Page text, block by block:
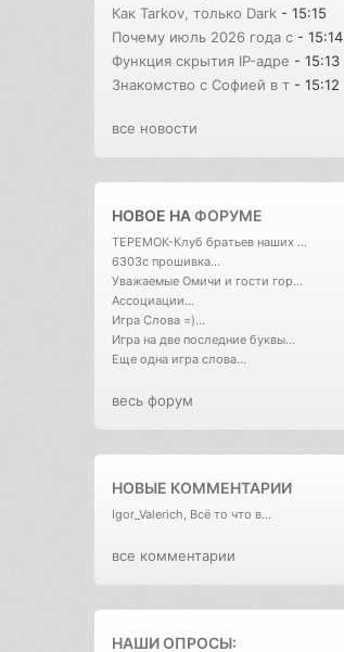
Как Tarkov, только Dark - 15:15
Почему июль 2026 года с - 15:14
Функция скрытия IP-адре - 15:13
Знакомство с Софией в т - 15:12
все новости
НОВОЕ НАФОРУМЕ
ТЕРЕМОК-Клуб братьев наших ...
6303с прошивка...
Уважаемые Омичи и гости гор...
Ассоциации...
Игра Слова =)...
Игра на две последние буквы...
Еще одна игра слова...
весь форум
НОВЫЕ КОММЕНТАРИИ
Igor_Valerich, Всё то что в...
все комментарии
НАШИ ОПРОСЫ: